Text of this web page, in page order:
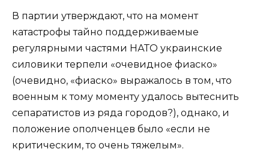
В партии утверждают, что на момент
катастрофы тайно поддерживаемые
регулярными частями НАТО украинские
силовики терпели «очевидное фиаско»
(очевидно, «фиаско» выражалось в том, что
военным к тому моменту удалось вытеснить
сепаратистов из ряда городов?), однако, и
положение ополченцев было «если не
критическим, то очень тяжелым».